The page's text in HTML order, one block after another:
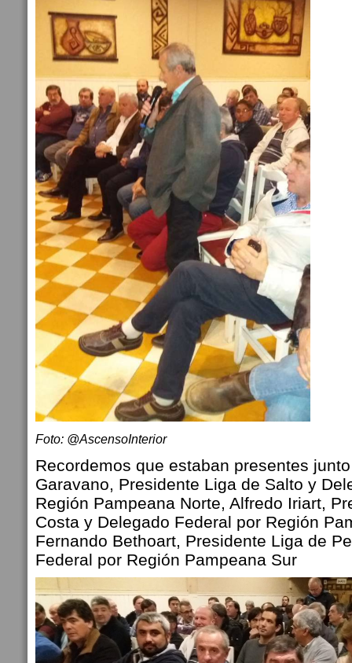
Foto: @AscensoInterior
Recordemos que estaban presentes
Garavano, Presidente Liga de Salto y
Región Pampeana Norte, Alfredo Iriart,
Costa y Delegado Federal por Región
Fernando Bethoart, Presidente Liga de
Federal por Región Pampeana Sur